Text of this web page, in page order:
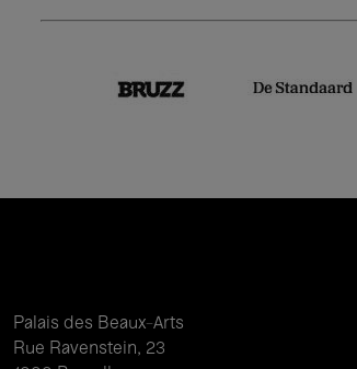
Palais des Beaux-Arts
Rue Ravenstein, 23